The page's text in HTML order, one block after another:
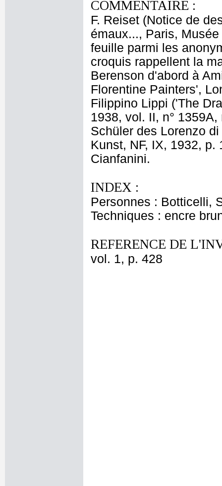
COMMENTAIRE :
F. Reiset (Notice de
émaux..., Paris,
feuille parmi les
croquis rappellent la
Berenson d'abord à
Florentine Painters',
Filippino Lippi ('The
1938, vol. II, n°
Schüler des Lorenzo
Kunst, NF, IX, 1932,
Cianfanini.
INDEX :
Personnes : Botticelli,
Techniques : encre
REFERENCE DE
vol. 1, p. 428